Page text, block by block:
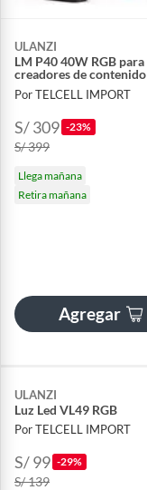
ULANZI
LM P40 40W RGB para
creadores de contenido
Por TELCELL IMPORT
S/ 309 -23%
S/ 399
Llega mañana
Retira mañana
Agregar
ULANZI
Luz Led VL49 RGB
Por TELCELL IMPORT
S/ 99 -29%
S/ 139